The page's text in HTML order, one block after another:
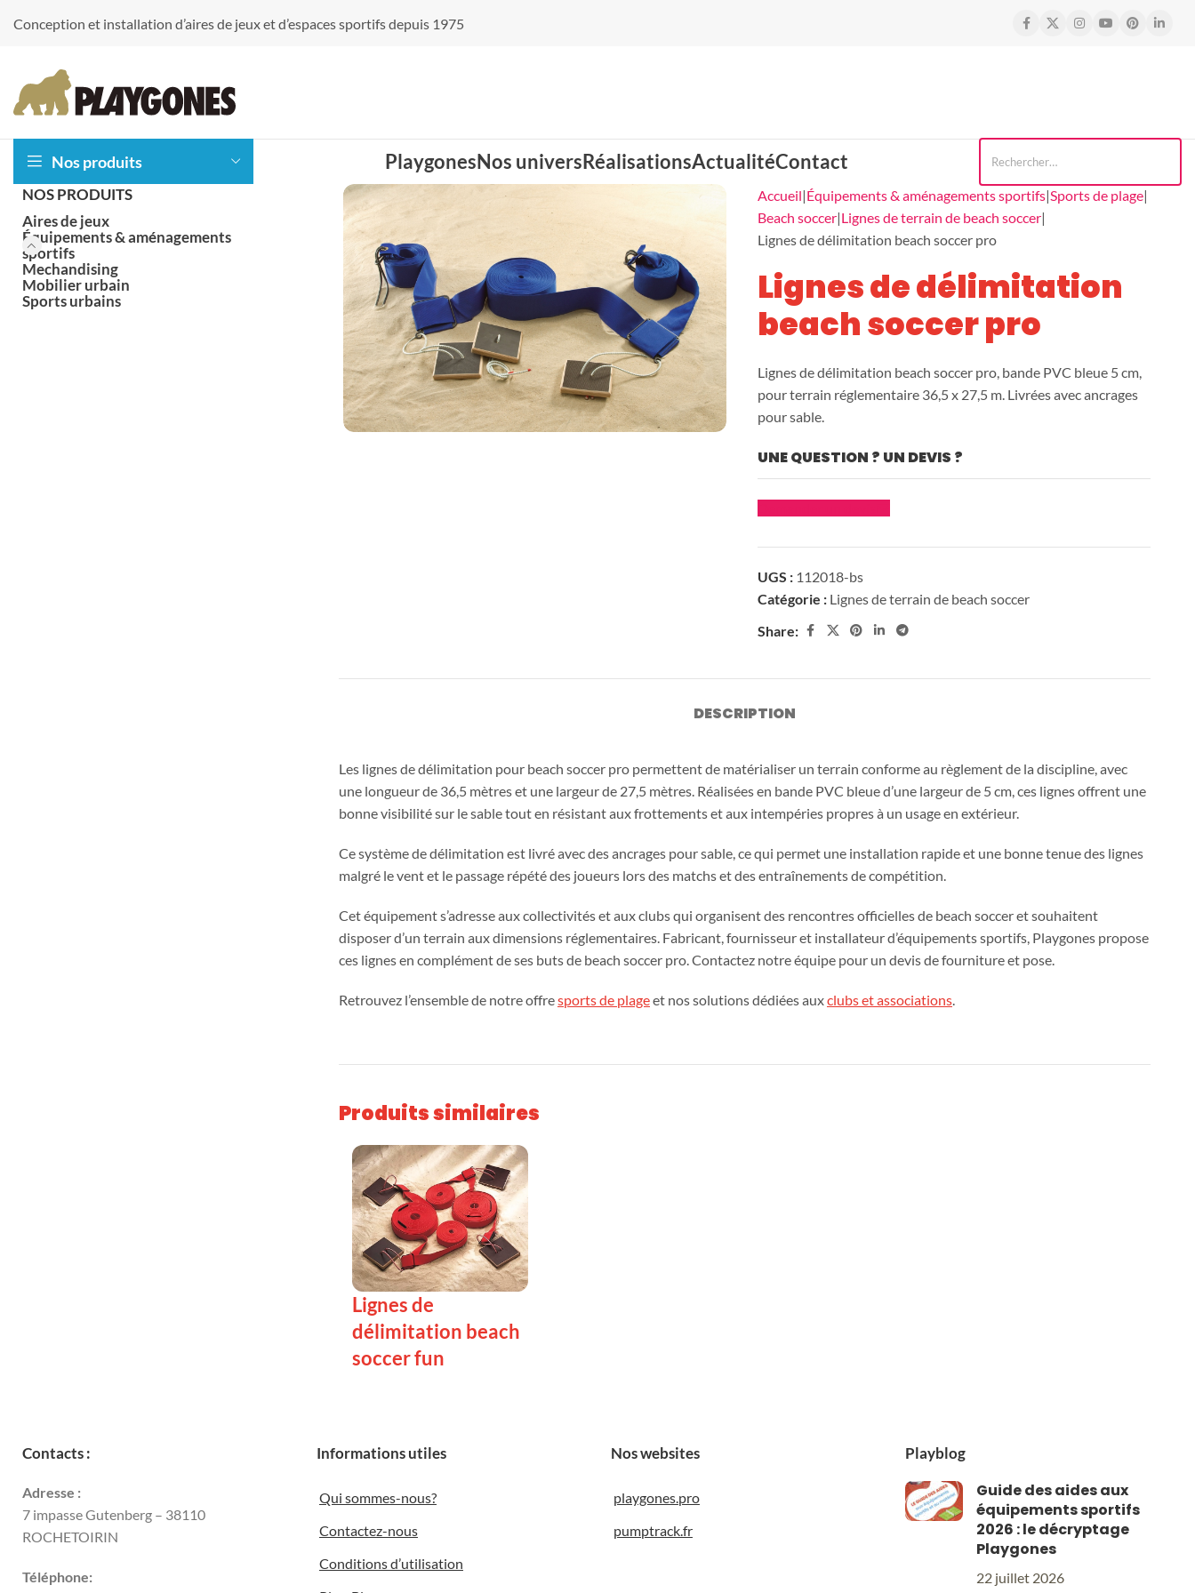
Conception et installation d’aires de jeux et d’espaces sportifs depuis 1975
Nos produits
Accessoires Balançoires
Balançoires nid
d'oiseaux
Jeux acoustique Jeux d'eau Jeux d'optique
Jeux d’équilibre Jeux inclusifs Jeux rotatifs
Les jeux de rôle
Playgones
de
Playgones
Les Gones
design
d'étude
Conception
&
fabrication
Marque et
partenaires
On
recrute !
Nos univers
Aires de jeux Sports urbains
RéalisationsActualitéContact
NOS PRODUITS
Aires de jeux
Équipements & aménagements
sportifs
Mechandising
Mobilier urbain
Sports urbains
Accueil Équipements & aménagements sportifs Sports de plage
Beach soccer Lignes de terrain de beach soccer
Lignes de délimitation beach soccer pro
Lignes de délimitation
beach soccer pro
Lignes de délimitation beach soccer pro, bande PVC bleue 5 cm,
pour terrain réglementaire 36,5 x 27,5 m. Livrées avec ancrages
pour sable.
UNE QUESTION ? UN DEVIS ?
UGS : 112018-bs
Catégorie : Lignes de terrain de beach soccer
Share:
DESCRIPTION
Les lignes de délimitation pour beach soccer pro permettent de matérialiser un terrain conforme au règlement de la discipline, avec
une longueur de 36,5 mètres et une largeur de 27,5 mètres. Réalisées en bande PVC bleue d’une largeur de 5 cm, ces lignes offrent une
bonne visibilité sur le sable tout en résistant aux frottements et aux intempéries propres à un usage en extérieur.
Ce système de délimitation est livré avec des ancrages pour sable, ce qui permet une installation rapide et une bonne tenue des lignes
malgré le vent et le passage répété des joueurs lors des matchs et des entraînements de compétition.
Cet équipement s’adresse aux collectivités et aux clubs qui organisent des rencontres officielles de beach soccer et souhaitent
disposer d’un terrain aux dimensions réglementaires. Fabricant, fournisseur et installateur d’équipements sportifs, Playgones propose
ces lignes en complément de ses buts de beach soccer pro. Contactez notre équipe pour un devis de fourniture et pose.
Retrouvez l’ensemble de notre offresports de plageet nos solutions dédiées auxclubs et associations.
Produits similaires
Lignes de
délimitation beach
soccer fun
Contacts :
Adresse :
7 impasse Gutenberg – 38110
ROCHETOIRIN
Téléphone:
Informations utiles
Qui sommes-nous?
Contactez-nous
Conditions d’utilisation
Nos websites
playgones.pro
pumptrack.fr
Playblog
Guide des aides aux
équipements sportifs
2026 : le décryptage
Playgones
22 juillet 2026